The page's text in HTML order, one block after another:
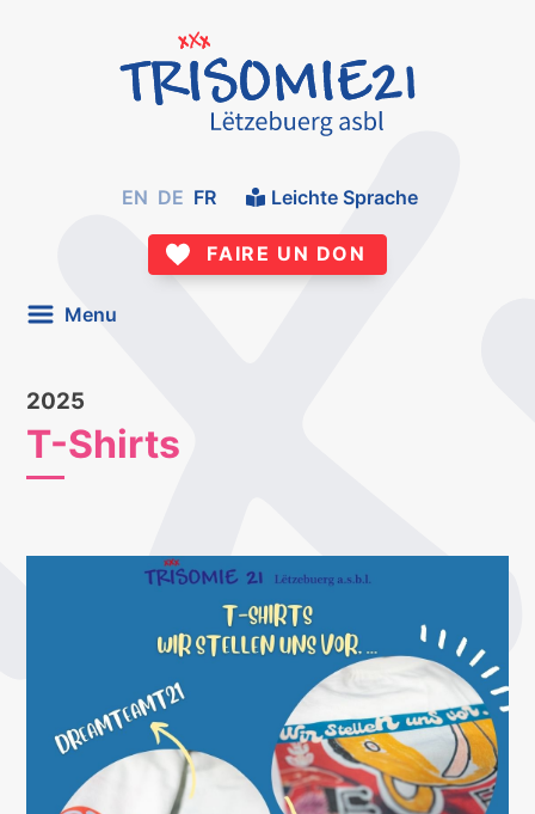
EN DE FR Leichte Sprache
FAIRE UN DON
Menu
2025
T-Shirts